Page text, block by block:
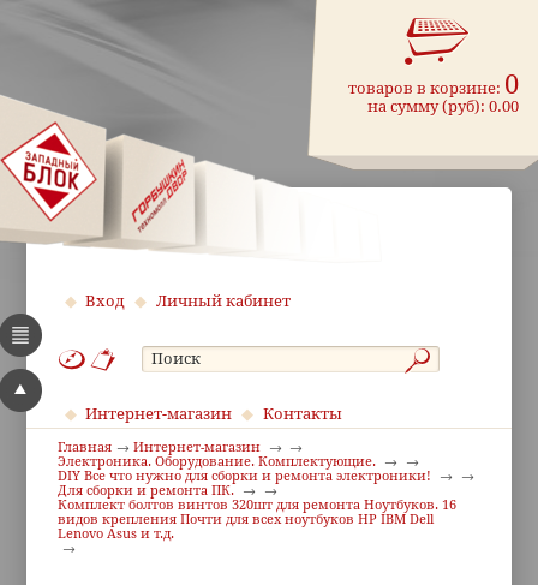
товаров в корзине: 0
на сумму (руб):0.00
Вход Личный кабинет
Интернет-магазин Контакты
Главная
Интернет-магазин
Электроника. Оборудование. Комплектующие.
DIY Все что нужно для сборки и ремонта электроники!
Для сборки и ремонта ПК.
Комплект болтов винтов 320шт для ремонта Ноутбуков. 16
видов крепления Почти для всех ноутбуков HP IBM Dell
Lenovo Asus и т.д.